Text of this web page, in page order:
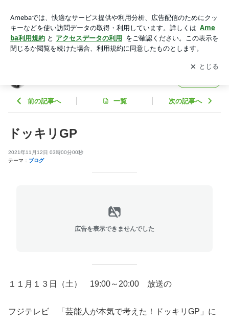
アプリをダウンロードして ブログの更新通知
を受け取りまし
ょう。
開く
前の記事へ 一覧 次の記事へ
ドッキリGP
2021年11月12日 03時00分00秒
テーマ： ブログ
広告を表示できませんでした
１１月１３日（土） 19:00～20:00 放送の
フジテレビ 「芸能人が本気で考えた！ドッキリGP」に